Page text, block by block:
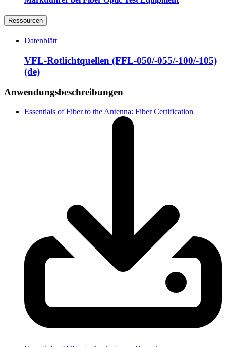
Ressourcen
Datenblätt
VFL-Rotlichtquellen (FFL-050/-055/-100/-105)
(de)
Anwendungsbeschreibungen
Essentials of Fiber to the Antenna: Fiber Certification